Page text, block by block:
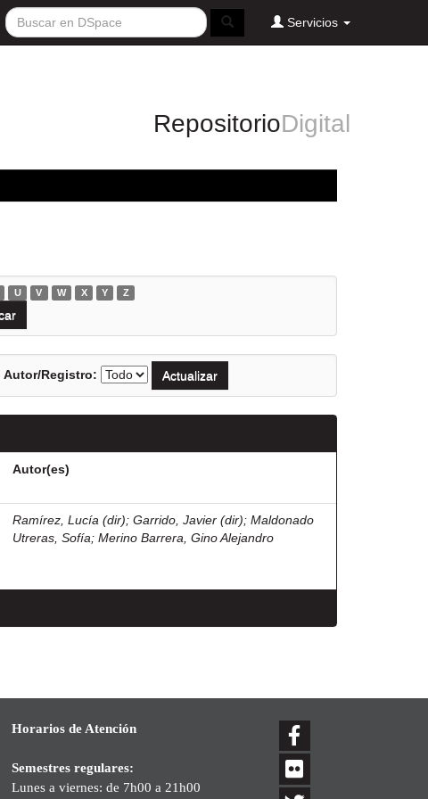
Servicios
RepositorioDigital
U V W X Y Z
Autor/Registro:
Autor(es)
Ramírez, Lucía (dir); Garrido, Javier (dir); Maldonado
Utreras, Sofía; Merino Barrera, Gino Alejandro
Horarios de Atención
Semestres regulares:
Lunes a viernes: de 7h00 a 21h00